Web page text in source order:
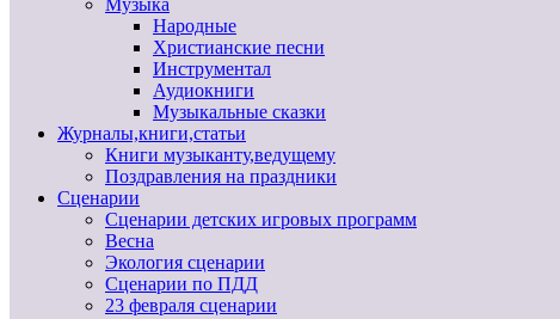
Народные
Христианские песни
Инструментал
Аудиокниги
Музыкальные сказки
Журналы,книги,статьи
Книги музыканту,ведущему
Поздравления на праздники
Сценарии
Сценарии детских игровых программ
Весна
Экология сценарии
Сценарии по ПДД
23 февраля сценарии